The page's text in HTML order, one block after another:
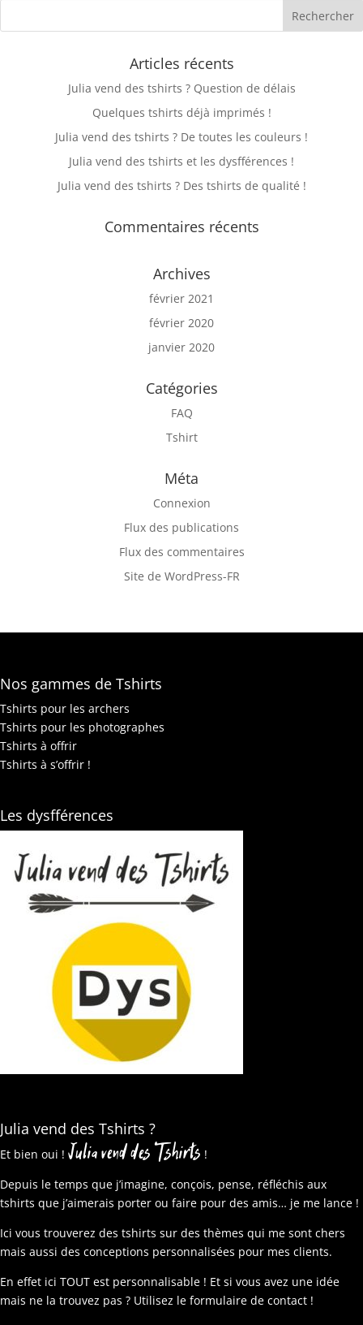
Articles récents
Julia vend des tshirts ? Question de délais
Quelques tshirts déjà imprimés !
Julia vend des tshirts ? De toutes les couleurs !
Julia vend des tshirts et les dysfférences !
Julia vend des tshirts ? Des tshirts de qualité !
Commentaires récents
Archives
février 2021
février 2020
janvier 2020
Catégories
FAQ
Tshirt
Méta
Connexion
Flux des publications
Flux des commentaires
Site de WordPress-FR
Nos gammes de Tshirts
Tshirts pour les archers
Tshirts pour les photographes
Tshirts à offrir
Tshirts à s’offrir !
Les dysfférences
Julia vend des Tshirts ?
Et bien oui ! Julia vend des Tshirts !
Depuis le temps que j’imagine, conçois, pense, réfléchis aux
tshirts que j’aimerais porter ou faire pour des amis… je me lance !
Ici vous trouverez des tshirts sur des thèmes qui me sont chers
mais aussi des conceptions personnalisées pour mes clients.
En effet ici TOUT est personnalisable ! Et si vous avez une idée
mais ne la trouvez pas ? Utilisez le formulaire de contact !